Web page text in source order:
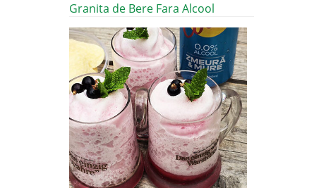
Granita de Bere Fara Alcool